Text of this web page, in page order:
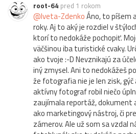
root-64 pred 1 rokom
@Iveta-ZdenkoÁno, to píšem
roky. Aj to aký je rozdiel v
ktorí to nedokáže pochopiť.
väčšinou iba turistické cvaky.
ako tvoje :-D Nevznikajú za
iný zmysel. Ani to nedokážeš
že fotografia nie je len zisk, gýč
aktívny fotograf robil niečo
zaujímala reportáž, dokument
ako marketingový nástroj, či
zámerov. Ale už som sa vzdal